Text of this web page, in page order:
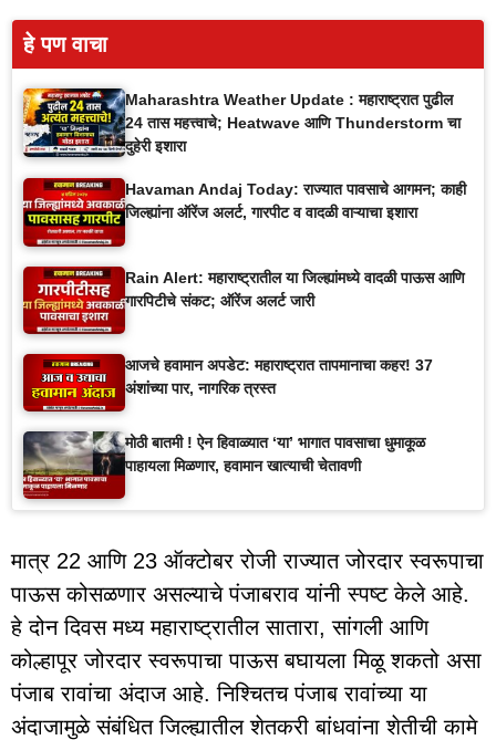
हे पण वाचा
Maharashtra Weather Update : महाराष्ट्रात पुढील
24 तास महत्त्वाचे; Heatwave आणि Thunderstorm चा
दुहेरी इशारा
Havaman Andaj Today: राज्यात पावसाचे आगमन; काही
जिल्ह्यांना ऑरेंज अलर्ट, गारपीट व वादळी वाऱ्याचा इशारा
Rain Alert: महाराष्ट्रातील या जिल्ह्यांमध्ये वादळी पाऊस आणि
गारपिटीचे संकट; ऑरेंज अलर्ट जारी
आजचे हवामान अपडेट: महाराष्ट्रात तापमानाचा कहर! 37
अंशांच्या पार, नागरिक त्रस्त
मोठी बातमी ! ऐन हिवाळ्यात ‘या’ भागात पावसाचा धुमाकूळ
पाहायला मिळणार, हवामान खात्याची चेतावणी
मात्र 22 आणि 23 ऑक्टोबर रोजी राज्यात जोरदार स्वरूपाचा
पाऊस कोसळणार असल्याचे पंजाबराव यांनी स्पष्ट केले आहे.
हे दोन दिवस मध्य महाराष्ट्रातील सातारा, सांगली आणि
कोल्हापूर जोरदार स्वरूपाचा पाऊस बघायला मिळू शकतो असा
पंजाब रावांचा अंदाज आहे. निश्चितच पंजाब रावांच्या या
अंदाजामुळे संबंधित जिल्ह्यातील शेतकरी बांधवांना शेतीची कामे